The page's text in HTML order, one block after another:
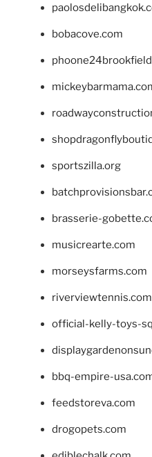
bobacove.com
sportszilla.org
brasserie-
musicrearte.com
morseysfarms.com
riverviewtennis.com
official-kelly-toys-
bbq-empire-
feedstoreva.com
drogopets.com